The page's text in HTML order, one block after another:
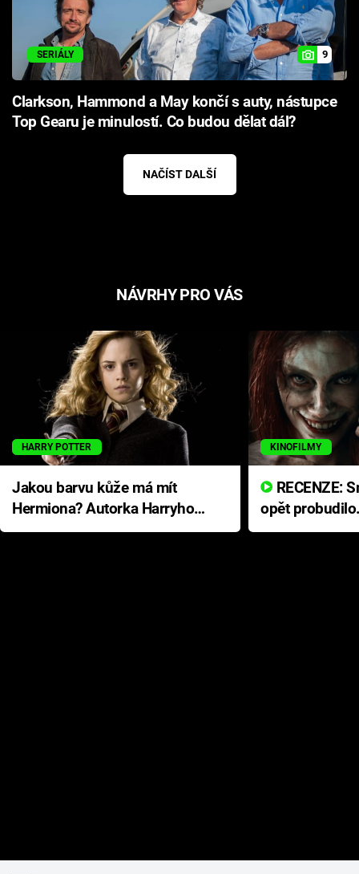
SERIÁLY 9
Clarkson, Hammond a May končí s auty, nástupce
Top Gearu je minulostí. Co budou dělat dál?
NAČÍST DALŠÍ
NÁVRHY PRO VÁS
HARRY POTTER
Jakou barvu kůže má mít
Hermiona? Autorka Harryho
Pottera přišla s ráznou
KINOFILMY
opět
přichází s